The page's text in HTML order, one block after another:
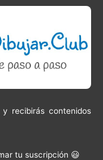
recibirás contenidos
tu suscripción 😃